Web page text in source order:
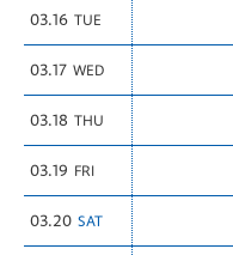
03.16 TUE
03.17 WED
03.18 THU
03.19 FRI
03.20 SAT